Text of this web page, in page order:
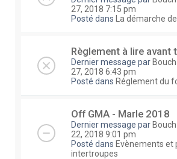
27, 2018 7:15 pm
Posté dans
La démarche
Règlement à lire avant
Dernier message par
27, 2018 6:43 pm
Posté dans Réglement du
Off GMA - Marle 2018
Dernier message par
22, 2018 9:01 pm
Posté dans Evènements et
intertroupes